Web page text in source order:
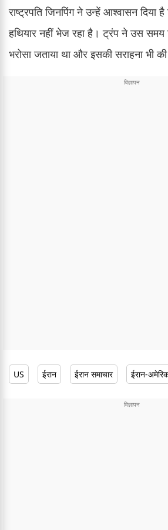
राष्ट्रपति जिनपिंग ने उन्हें आश्वासन दिया
हथियार नहीं भेज रहा है। ट्रंप ने उस समय
भरोसा जताया था और इसकी सराहना भी
US ईरान ईरान समाचार ईरान-